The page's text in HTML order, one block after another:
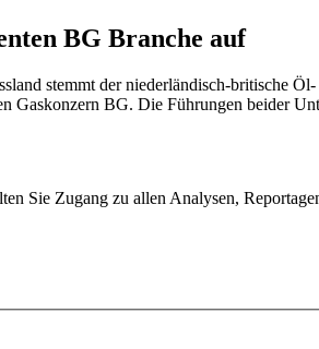
BG Branche auf
stemmt der niederländisch-britische
Gaskonzern BG. Die Führungen beider
Sie Zugang zu allen Analysen,